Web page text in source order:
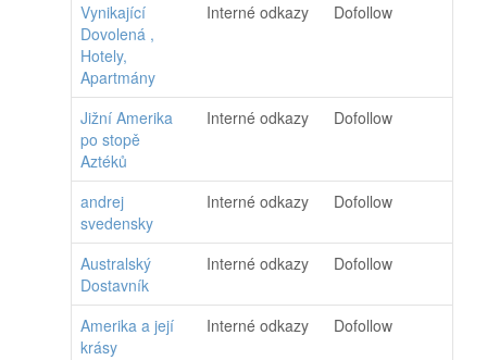
Vynikající
Dovolená ,
Hotely,
Apartmány
Interné odkazy Dofollow
Jižní Amerika
po stopě
Aztéků
Interné odkazy Dofollow
andrej
svedensky
Interné odkazy Dofollow
Australský
Dostavník
Interné odkazy Dofollow
Amerika a její
krásy
Interné odkazy Dofollow